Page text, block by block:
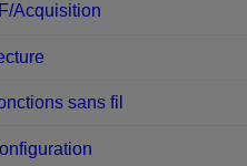
Acquisition
sans fil